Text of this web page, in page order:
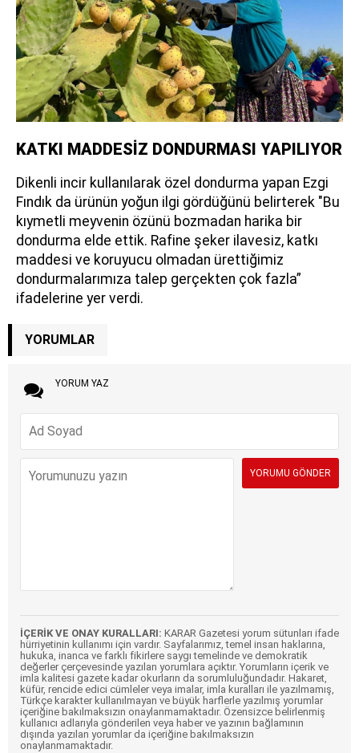
KATKI MADDESİZ DONDURMASI YAPILIYOR
Dikenli incir kullanılarak özel dondurma yapan Ezgi
Fındık da ürünün yoğun ilgi gördüğünü belirterek "Bu
kıymetli meyvenin özünü bozmadan harika bir
dondurma elde ettik. Rafine şeker ilavesiz, katkı
maddesi ve koruyucu olmadan ürettiğimiz
dondurmalarımıza talep gerçekten çok fazla”
ifadelerine yer verdi.
YORUMLAR
YORUM YAZ
İÇERİK VE ONAY KURALLARI: KARAR Gazetesi yorum sütunları ifade
hürriyetinin kullanımı için vardır. Sayfalarımız, temel insan haklarına,
hukuka, inanca ve farklı fikirlere saygı temelinde ve demokratik
değerler çerçevesinde yazılan yorumlara açıktır. Yorumların içerik ve
imla kalitesi gazete kadar okurların da sorumluluğundadır. Hakaret,
küfür, rencide edici cümleler veya imalar, imla kuralları ile yazılmamış,
Türkçe karakter kullanılmayan ve büyük harflerle yazılmış yorumlar
içeriğine bakılmaksızın onaylanmamaktadır. Özensizce belirlenmiş
kullanıcı adlarıyla gönderilen veya haber ve yazının bağlamının
dışında yazılan yorumlar da içeriğine bakılmaksızın
onaylanmamaktadır.